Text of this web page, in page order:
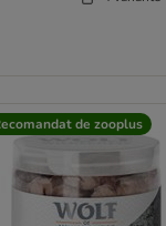
de zooplus